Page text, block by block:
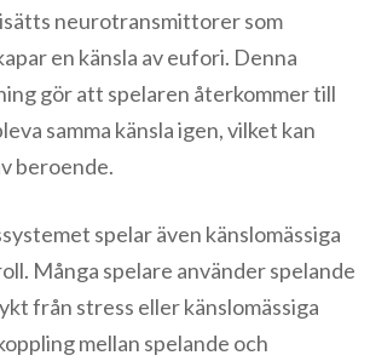
neurotransmittorer som
en känsla av eufori. Denna
gör att spelaren återkommer till
samma känsla igen, vilket kan
beroende.
spelar även känslomässiga
Många spelare använder spelande
från stress eller känslomässiga
mellan spelande och